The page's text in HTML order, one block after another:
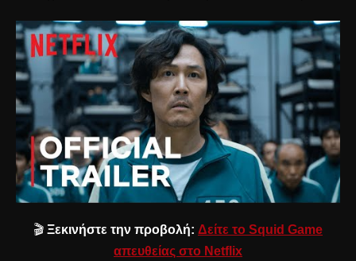
🎬 Ξεκινήστε την προβολή: Δείτε το Squid Game
απευθείας στο Netflix